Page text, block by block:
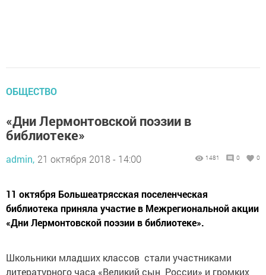
ОБЩЕСТВО
«Дни Лермонтовской поэзии в
библиотеке»
admin, 21 октября 2018 - 14:00 1481 0 0
11 октября Большеатрясская поселенческая
библиотека приняла участие в Межрегиональной акции
«Дни Лермонтовской поэзии в библиотеке».
Школьники младших классов стали участниками
литературного часа «Великий сын России» и громких